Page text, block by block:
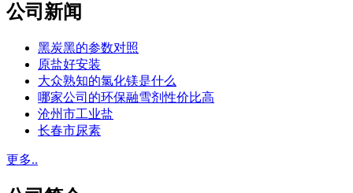
公司新闻
黑炭黑的参数对照
原盐好安装
大众熟知的氯化镁是什么
哪家公司的环保融雪剂性价比高
沧州市工业盐
长春市尿素
更多..